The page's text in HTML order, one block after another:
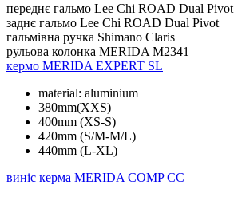
переднє гальмо Lee Chi ROAD Dual Pivot
заднє гальмо Lee Chi ROAD Dual Pivot
гальмівна ручка Shimano Claris
рульова колонка MERIDA M2341
кермо MERIDA EXPERT SL
material: aluminium
380mm(XXS)
400mm (XS-S)
420mm (S/M-M/L)
440mm (L-XL)
виніс керма MERIDA COMP CC